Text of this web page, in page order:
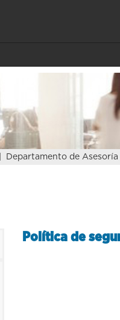
| Departamento de
Política de